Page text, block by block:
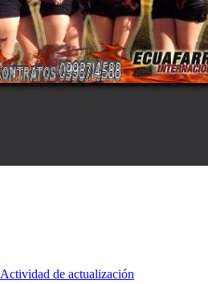
Actividad de actualización